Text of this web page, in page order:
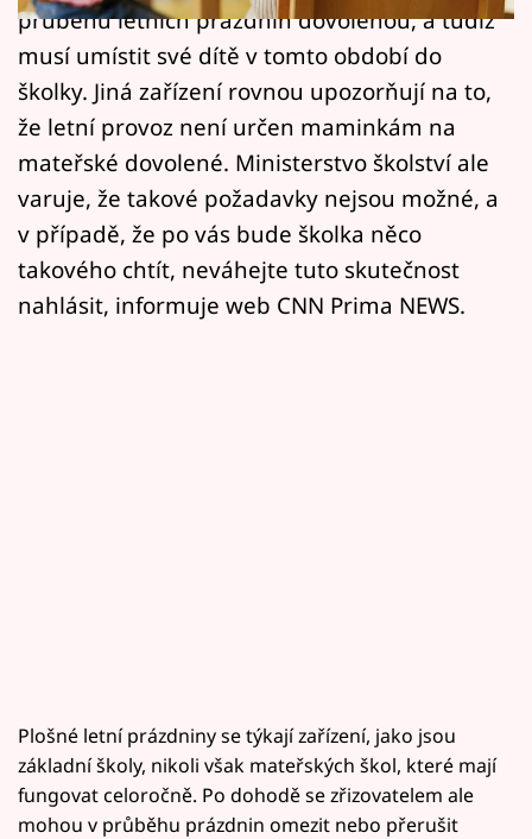
Pořady
Mámy sobě
Přihlášení
Sledujte nás
průběhu letních prázdnin dovolenou, a tudíž
musí umístit své dítě v tomto období do
školky. Jiná zařízení rovnou upozorňují na to,
že letní provoz není určen maminkám na
mateřské dovolené. Ministerstvo školství ale
varuje, že takové požadavky nejsou možné, a
v případě, že po vás bude školka něco
takového chtít, neváhejte tuto skutečnost
nahlásit, informuje web CNN Prima NEWS.
Plošné letní prázdniny se týkají zařízení, jako jsou
základní školy, nikoli však mateřských škol, které mají
fungovat celoročně. Po dohodě se zřizovatelem ale
mohou v průběhu prázdnin omezit nebo přerušit